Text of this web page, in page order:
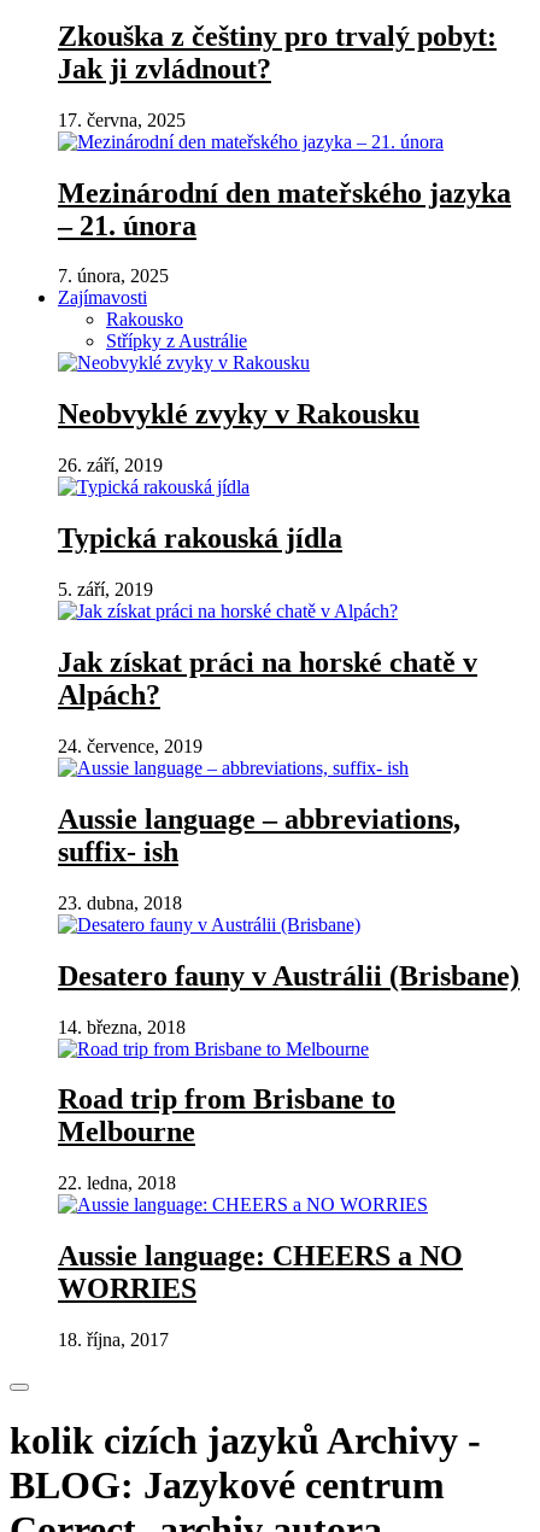
Zkouška z češtiny pro trvalý pobyt:
Jak ji zvládnout?
17. června, 2025
Mezinárodní den mateřského jazyka
– 21. února
7. února, 2025
Zajímavosti
Rakousko
Střípky z Austrálie
Neobvyklé zvyky v Rakousku
26. září, 2019
Typická rakouská jídla
5. září, 2019
Jak získat práci na horské chatě v
Alpách?
24. července, 2019
Aussie language – abbreviations,
suffix- ish
23. dubna, 2018
Desatero fauny v Austrálii (Brisbane)
14. března, 2018
Road trip from Brisbane to
Melbourne
22. ledna, 2018
Aussie language: CHEERS a NO
WORRIES
18. října, 2017
kolik cizích jazyků Archivy -
BLOG: Jazykové centrum